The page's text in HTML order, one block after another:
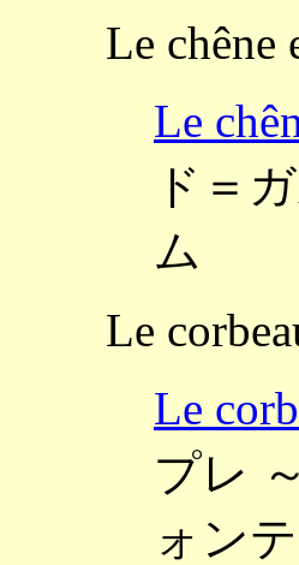
Le chêne
Le
ド＝
ム
Le
Le
プレ
ォン